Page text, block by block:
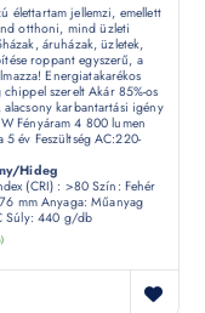
élettartam jellemzi, emellett
otthoni, mind üzleti
áruházak, üzletek,
roppant egyszerű, a
Energiatakarékos
szerelt Akár 85%-os
karbantartási igény
Fényáram 4 800 lumen
év Feszültség AC:220-
Hideg
(CRI) : >80 Szín: Fehér
mm Anyaga: Műanyag
Súly: 440 g/db